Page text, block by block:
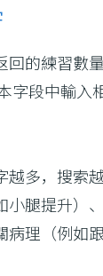
回的練習數
字段中輸入
越多，搜索
小腿提升）
理（例如